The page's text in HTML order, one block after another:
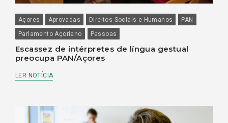
Açores Aprovadas Direitos Sociais e Humanos
PAN
Parlamento Açoriano
Pessoas
Escassez de intérpretes de língua gestual
preocupa PAN/Açores
LER NOTÍCIA